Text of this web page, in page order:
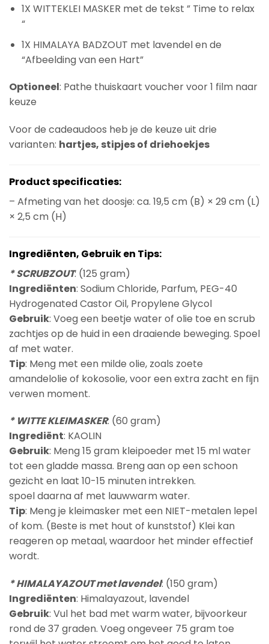
1X WITTEKLEI MASKER met de tekst ” Time to relax
“
1X HIMALAYA BADZOUT met lavendel en de
“Afbeelding van een Hart”
Optioneel: Pathe thuiskaart voucher voor 1 film naar
keuze
Voor de cadeaudoos heb je de keuze uit drie
varianten: hartjes, stipjes of driehoekjes
Product specificaties:
– Afmeting van het doosje: ca. 19,5 cm (B) × 29 cm (L)
× 2,5 cm (H)
Ingrediënten, Gebruik en Tips:
* SCRUBZOUT: (125 gram)
Ingrediënten: Sodium Chloride, Parfum, PEG-40
Hydrogenated Castor Oil, Propylene Glycol
Gebruik: Voeg een beetje water of olie toe en scrub
zachtjes op de huid in een draaiende beweging. Spoel
af met water.
Tip: Meng met een milde olie, zoals zoete
amandelolie of kokosolie, voor een extra zacht en fijn
verwen moment.
* WITTE KLEIMASKER: (60 gram)
Ingrediënt: KAOLIN
Gebruik: Meng 15 gram kleipoeder met 15 ml water
tot een gladde massa. Breng aan op een schoon
gezicht en laat 10-15 minuten intrekken.
spoel daarna af met lauwwarm water.
Tip: Meng je kleimasker met een NIET-metalen lepel
of kom. (Beste is met hout of kunststof) Klei kan
reageren op metaal, waardoor het minder effectief
wordt.
* HIMALAYAZOUT met lavendel: (150 gram)
Ingrediënten: Himalayazout, lavendel
Gebruik: Vul het bad met warm water, bijvoorkeur
rond de 37 graden. Voeg ongeveer 75 gram toe